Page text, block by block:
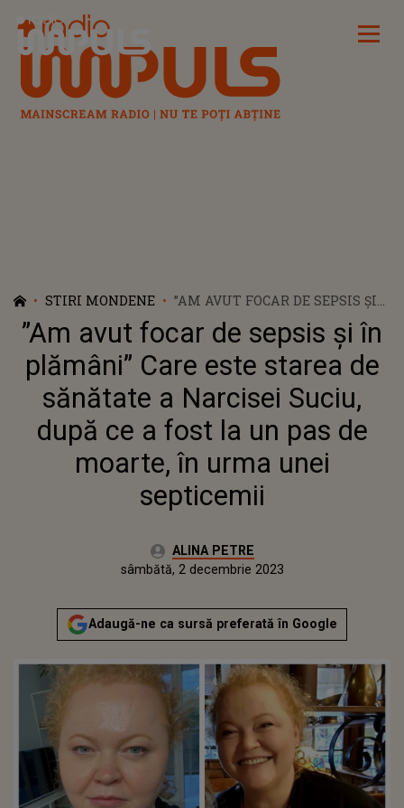
Radio Impuls
STIRI MONDENE
”AM AVUT FOCAR DE SEPSIS ȘI
ÎN PLĂMÂNI” CARE ESTE
STAREA DE SĂNĂTATE A
NARCISEI SUCIU, DUPĂ CE A
FOST LA UN PAS DE MOARTE, ÎN
URMA UNEI SEPTICEMII
”Am avut focar de sepsis și în
plămâni” Care este starea de
sănătate a Narcisei Suciu,
după ce a fost la un pas de
moarte, în urma unei
septicemii
Autor:ALINA PETRE
Publicat:
sâmbătă, 2 decembrie 2023
Adaugă-ne ca sursă preferată în Google